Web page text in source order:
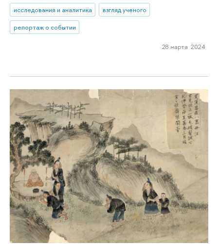
исследования и аналитика
взгляд ученого
репортаж о событии
28 марта 2024